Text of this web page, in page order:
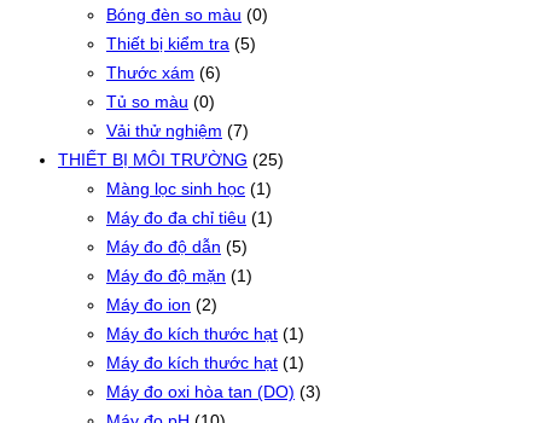
Bóng đèn so màu (0)
Thiết bị kiểm tra (5)
Thước xám (6)
Tủ so màu (0)
Vải thử nghiệm (7)
THIẾT BỊ MÔI TRƯỜNG (25)
Màng lọc sinh học (1)
Máy đo đa chỉ tiêu (1)
Máy đo độ dẫn (5)
Máy đo độ mặn (1)
Máy đo ion (2)
Máy đo kích thước hạt (1)
Máy đo kích thước hạt (1)
Máy đo oxi hòa tan (DO) (3)